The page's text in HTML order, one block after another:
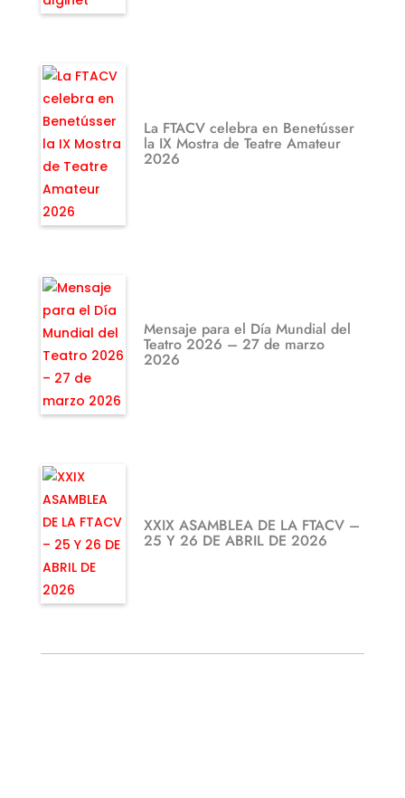
La FTACV celebra en Benetússer
la IX Mostra de Teatre Amateur
2026
Mensaje para el Día Mundial del
Teatro 2026 – 27 de marzo
2026
XXIX ASAMBLEA DE LA FTACV –
25 Y 26 DE ABRIL DE 2026